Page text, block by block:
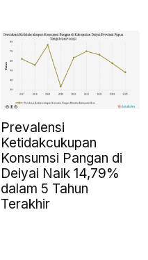
Prevalensi
Ketidakcukupan
Konsumsi Pangan di
Deiyai Naik 14,79%
dalam 5 Tahun
Terakhir